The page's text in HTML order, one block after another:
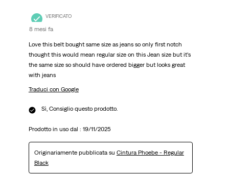
VERIFICATO
8 mesi fa
Love this belt bought same size as jeans so only first notch
thought this would mean regular size on this Jean size but it’s
the same size so should have ordered bigger but looks great
with jeans
Traduci con Google
Sì, Consiglio questo prodotto.
Prodotto in uso dal : 19/11/2025
Originariamente pubblicata su Cintura Phoebe - Regular
Black